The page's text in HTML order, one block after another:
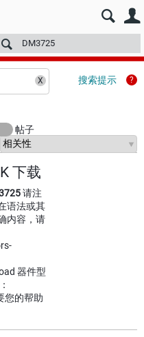
文章 TI 培训
搜索提示
帖子
下载
请注
语法或其
内容，请
器件型
您的帮助